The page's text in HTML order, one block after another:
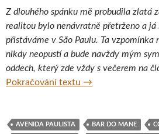
Z dlouhého spánku mě probudila zlatá
realitou bylo nenávratně přetrženo a já
přistáváme v São Paulu. Ta vzpomínka
nikdy neopustí a bude navždy mým
oddech, který zde vždy s večerem na
Pokračování textu Brazilský triptych
→
AVENIDA PAULISTA BAR DO MANE